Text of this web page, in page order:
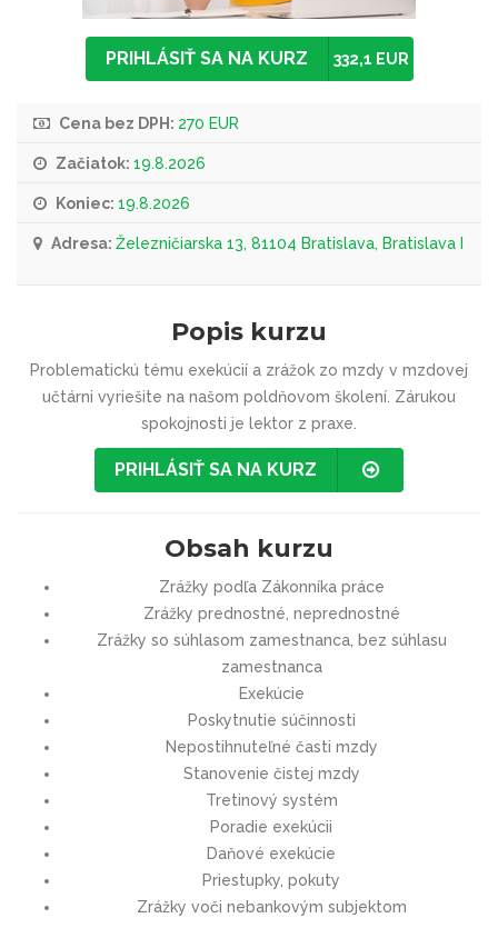
PRIHLÁSIŤ SA NA KURZ 332,1 EUR
Cena bez DPH: 270 EUR
Začiatok: 19.8.2026
Koniec: 19.8.2026
Adresa: Železničiarska 13, 81104 Bratislava, Bratislava I
Popis kurzu
Problematickú tému exekúcií a zrážok zo mzdy v mzdovej
učtárni vyriešite na našom poldňovom školení. Zárukou
spokojnosti je lektor z praxe.
PRIHLÁSIŤ SA NA KURZ
Obsah kurzu
Zrážky podľa Zákonníka práce
Zrážky prednostné, neprednostné
Zrážky so súhlasom zamestnanca, bez súhlasu
zamestnanca
Exekúcie
Poskytnutie súčinnosti
Nepostihnuteľné časti mzdy
Stanovenie čistej mzdy
Tretinový systém
Poradie exekúcii
Daňové exekúcie
Priestupky, pokuty
Zrážky voči nebankovým subjektom